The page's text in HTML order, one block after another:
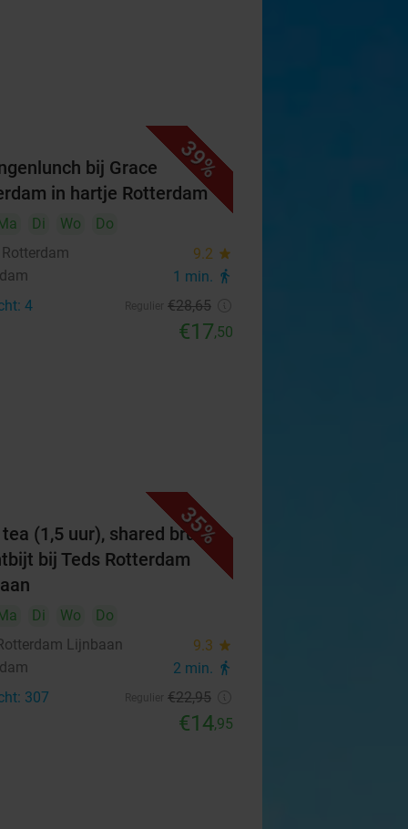
39%
bij Grace
in hartje Rotterdam
Di Wo
Do
9.2 star
1 min. directions_walk
4 €28,65
€17,50
35%
(1,5 uur), shared brunch
bij Teds Rotterdam
Di Wo
Do
Lijnbaan
9.3 star
2 min. directions_walk
307 €22,95
€14,95